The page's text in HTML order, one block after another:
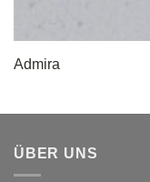
Admira
ÜBER UNS